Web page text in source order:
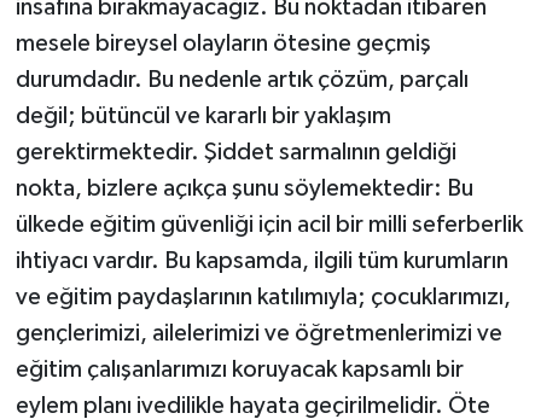
insafına bırakmayacağız. Bu noktadan itibaren
mesele bireysel olayların ötesine geçmiş
durumdadır. Bu nedenle artık çözüm, parçalı
değil; bütüncül ve kararlı bir yaklaşım
gerektirmektedir. Şiddet sarmalının geldiği
nokta, bizlere açıkça şunu söylemektedir: Bu
ülkede eğitim güvenliği için acil bir milli seferberlik
ihtiyacı vardır. Bu kapsamda, ilgili tüm kurumların
ve eğitim paydaşlarının katılımıyla; çocuklarımızı,
gençlerimizi, ailelerimizi ve öğretmenlerimizi ve
eğitim çalışanlarımızı koruyacak kapsamlı bir
eylem planı ivedilikle hayata geçirilmelidir. Öte